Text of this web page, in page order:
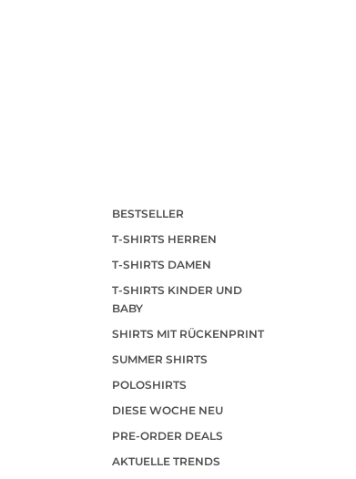
BESTSELLER
T-SHIRTS HERREN
T-SHIRTS DAMEN
T-SHIRTS KINDER UND
BABY
SHIRTS MIT RÜCKENPRINT
SUMMER SHIRTS
POLOSHIRTS
DIESE WOCHE NEU
PRE-ORDER DEALS
AKTUELLE TRENDS